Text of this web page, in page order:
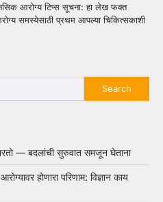
आरोग्य टिप्स सूचना: हा लेख फक्त
समस्येसाठी प्रथम आपल्या चिकित्सकाशी
Search
— बदलांची सुरुवात समजून घेताना
होणारा परिणाम: विज्ञान काय